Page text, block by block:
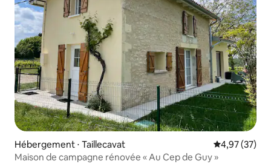
Hébergement ⋅ Taillecavat Évaluation
4,97 (37)
Maison de campagne rénovée « Au Cep de Guy »